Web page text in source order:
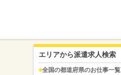
エリアから派遣求人検索
全国の都道府県のお仕事一覧